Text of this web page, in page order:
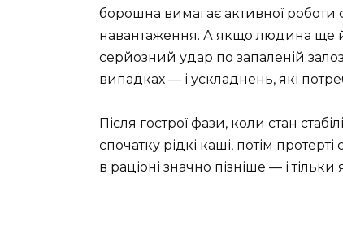
борошна вимагає активної роботи
навантаження. А якщо людина ще
серйозний удар по запаленій
випадках — і ускладнень, які
Після гострої фази, коли стан
спочатку рідкі каші, потім
в раціоні значно пізніше — і